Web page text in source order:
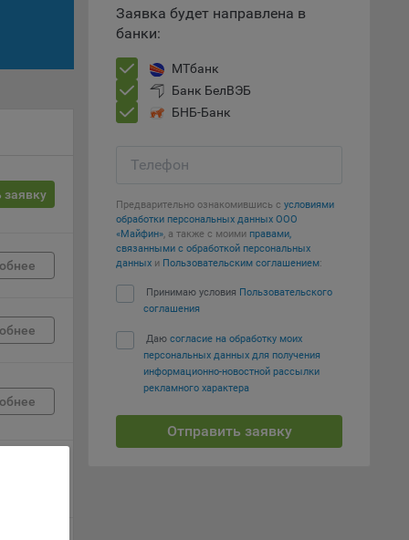
заявку
Заявка будет направлена в
банки:
МТбанк
Банк БелВЭБ
БНБ-Банк
Телефон
Предварительно ознакомившись с условиями
обработки персональных данных ООО
«Майфин», а также с моими правами,
связанными с обработкой персональных
данных и Пользовательским соглашением:
Принимаю условия Пользовательского
соглашения
Даю согласие на обработку моих
персональных данных для получения
информационно-новостной рассылки
рекламного характера
Отправить заявку